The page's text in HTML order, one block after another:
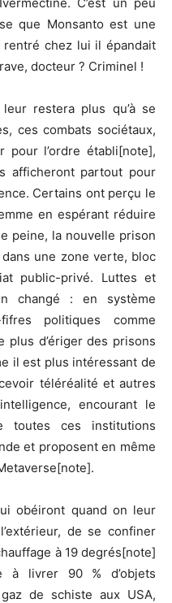
que Monsanto est une
chez lui il épandait
docteur ? Criminel !
restera plus qu’à se
ces combats sociétaux,
pour l’ordre établi[note],
afficheront partout pour
Certains ont perçu le
en espérant réduire
peine, la nouvelle prison
une zone verte, bloc
public-privé. Luttes et
changé : en système
politiques comme
plus d’ériger des prisons
il est plus intéressant de
téléréalité et autres
encourant le
toutes ces institutions
et proposent en même
obéiront quand on leur
de se confiner
à 19 degrés[note]
à livrer 90 % d’objets
de schiste aux USA,